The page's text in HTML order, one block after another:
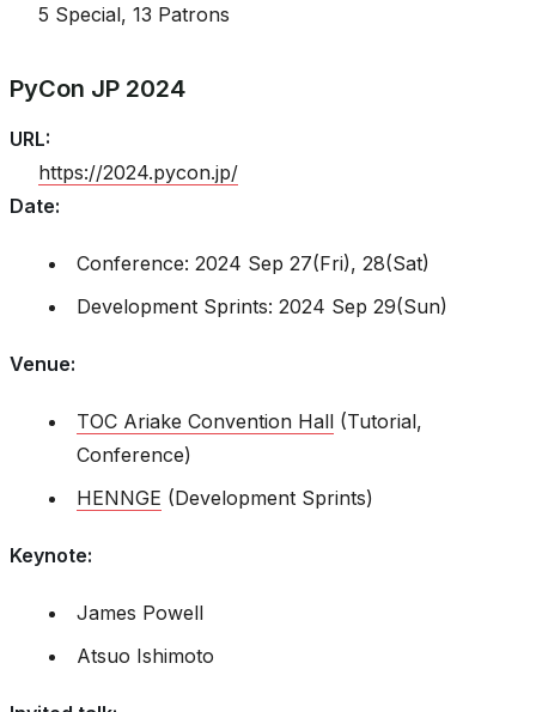
5 Special, 13 Patrons
PyCon JP 2024
URL:
https://2024.pycon.jp/
Date:
Conference: 2024 Sep 27(Fri), 28(Sat)
Development Sprints: 2024 Sep 29(Sun)
Venue:
TOC Ariake Convention Hall (Tutorial,
Conference)
HENNGE (Development Sprints)
Keynote:
James Powell
Atsuo Ishimoto